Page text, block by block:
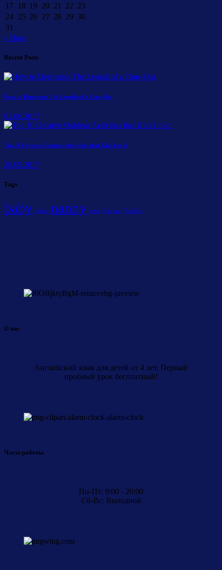
17
18 19 20 21 22 23
24 25 26 27 28 29 30
31
« Июн
Recent Posts
How to Determine The Length of a Time-Out
01.06.2017
Top 10 Greatest Outdoor Activities that Kids Love!
28.05.2017
Tags
baby Infant nanny sitter Teenager Toddler
О нас
Английский язык для детей от 4 лет. Первый
пробный урок бесплатный!
Часы работы
Пн-Пт: 9:00 - 20:00
Сб-Вс: Выходной